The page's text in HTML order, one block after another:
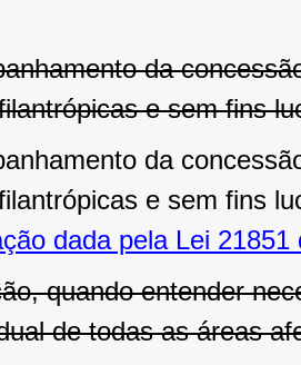
da
e sem fins
da
e sem fins
dada pela Lei 21851
quando entender
de todas as áreas